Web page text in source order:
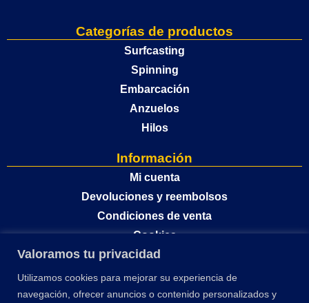
Valoramos tu privacidad
Utilizamos cookies para mejorar su experiencia de
navegación, ofrecer anuncios o contenido personalizados y
Categorías de productos
Surfcasting
Spinning
Embarcación
Anzuelos
Hilos
Información
Mi cuenta
Devoluciones y reembolsos
Condiciones de venta
Cookies
Política de privacidad